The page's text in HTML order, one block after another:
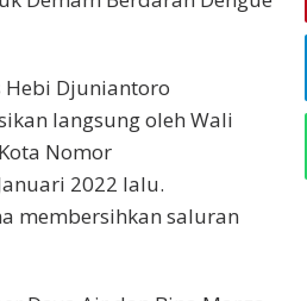
Hebi Djuniantoro
langsung oleh Wali
Nomor
2022 lalu.
membersihkan saluran